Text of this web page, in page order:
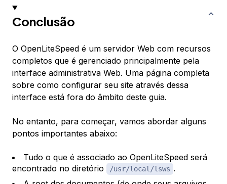
Conclusão
O OpenLiteSpeed é um servidor Web com recursos
completos que é gerenciado principalmente pela
interface administrativa Web. Uma página completa
sobre como configurar seu site através dessa
interface está fora do âmbito deste guia.
No entanto, para começar, vamos abordar alguns
pontos importantes abaixo:
Tudo o que é associado ao OpenLiteSpeed será
encontrado no diretório
/usr/local/lsws .